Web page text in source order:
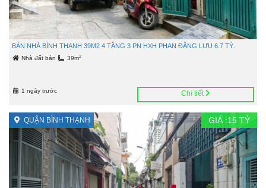
BÁN NHÀ BÌNH THẠNH 39M2 4 TẦNG 3 PN HXH PHAN ĐĂNG LƯU 6.7 TỶ.
Nhà đất bán 39m2
1 ngày trước Chi tiết
QUẬN BÌNH THẠNH GIÁ :15 TỶ